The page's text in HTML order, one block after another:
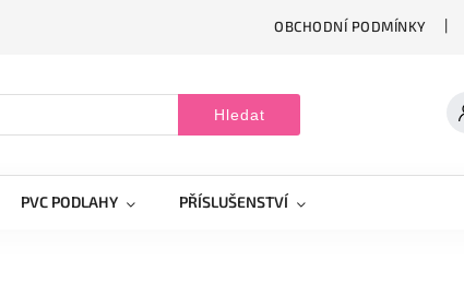
OBCHODNÍ PODMÍNKY
Hledat
PVC PODLAHY PŘÍSLUŠENSTVÍ